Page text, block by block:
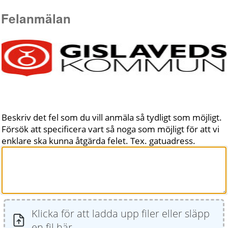
Felanmälan
Beskriv det fel som du vill anmäla så tydligt som möjligt.
Försök att specificera vart så noga som möjligt för att vi
enklare ska kunna åtgärda felet. Tex. gatuadress.